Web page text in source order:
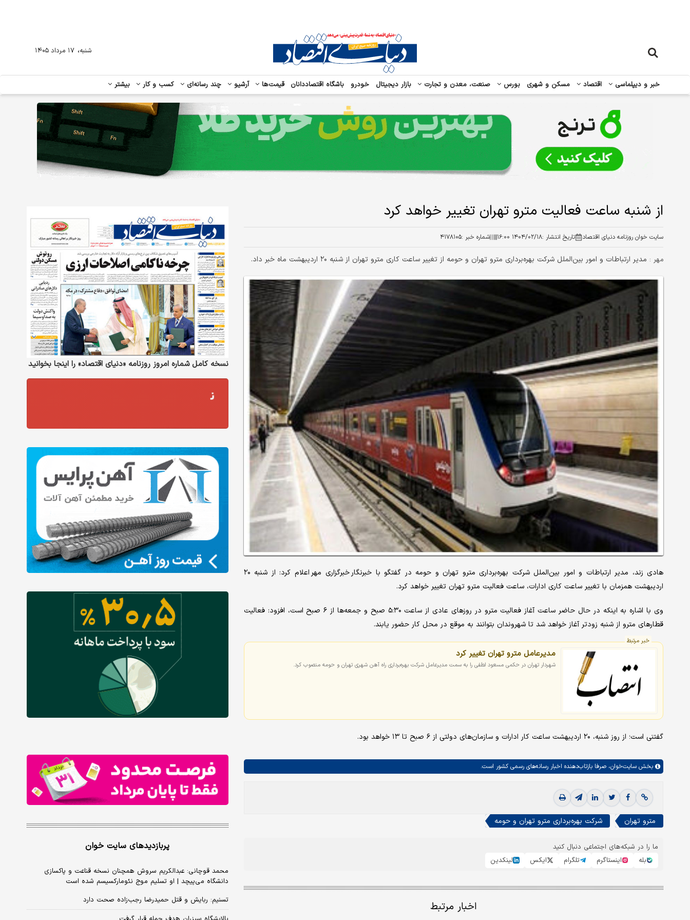
خبر و دیپلماسی اقتصاد مسکن و شهری بورس صنعت، معدن و تجارت بازار دیجیتال خودرو باشگاه اقتصاددانان قیمت‌ها آرشیو چند رسانه‌ای کسب و کار بیشتر
شنبه، ۱۷ مرداد ۱۴۰۵
از شنبه ساعت فعالیت مترو تهران تغییر خواهد کرد
سایت خوان روزنامه دنیای اقتصاد تاریخ انتشار :۱۴۰۴/۰۲/۱۸ ۱۶:۰۰ شماره خبر :۴۱۷۸۱۰۵
مهر : مدیر ارتباطات و امور بین‌الملل شرکت بهره‌برداری مترو تهران و حومه از تغییر ساعت کاری مترو تهران از شنبه ۲۰ اردیبهشت ماه خبر داد.
هادی زند، مدیر ارتباطات و امور بین‌الملل شرکت بهره‌برداری مترو تهران و حومه در گفتگو با خبرنگار خبرگزاری مهر اعلام کرد: از شنبه ۲۰
اردیبهشت همزمان با تغییر ساعت کاری ادارات، ساعت فعالیت مترو تهران تغییر خواهد کرد.
وی با اشاره به اینکه در حال حاضر ساعت آغاز فعالیت مترو در روزهای عادی از ساعت ۵:۳۰ صبح و جمعه‌ها از ۶ صبح است، افزود: فعالیت
قطارهای مترو از شنبه زودتر آغاز خواهد شد تا شهروندان بتوانند به موقع در محل کار حضور یابند.
خبر مرتبط
مدیرعامل مترو تهران تغییر کرد
شهردار تهران در حکمی مسعود لطفی را به سمت مدیرعامل شرکت بهره‌برداری راه آهن شهری تهران و حومه منصوب کرد.
گفتنی است؛ از روز شنبه، ۲۰ اردیبهشت ساعت کار ادارات و سازمان‌های دولتی از ۶ صبح تا ۱۳ خواهد بود.
بخش سایت‌خوان، صرفا بازتاب‌دهنده اخبار رسانه‌های رسمی کشور است.
مترو تهران شرکت بهره‌برداری مترو تهران و حومه
ما را در شبکه‌های اجتماعی دنبال کنید
بله
اینستاگرم تلگرام ایکس لینکدین
اخبار مرتبط
نسخه کامل شماره امروز روزنامه «دنیای‌ اقتصاد» را اینجا بخوانید
پربازدیدهای سایت خوان
محمد قوچانی: عبدالکریم سروش همچنان نسخه قناعت و پاکسازی
دانشگاه می‌پیچد | او تسلیم موج نئومارکسیسم شده است
تسنیم: ربایش و قتل حمیدرضا رجب‌زاده صحت دارد